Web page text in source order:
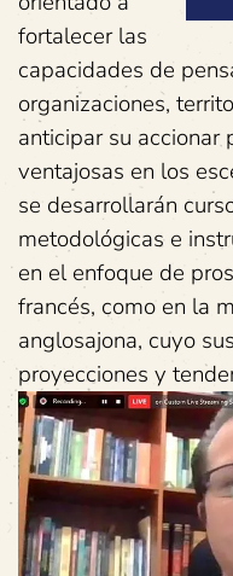
fortalecer las
capacidades de
organizaciones,
anticipar su accionar
ventajosas en los
se desarrollarán
metodológicas e
en el enfoque de
francés, como en la
anglosajona, cuyo
proyecciones y